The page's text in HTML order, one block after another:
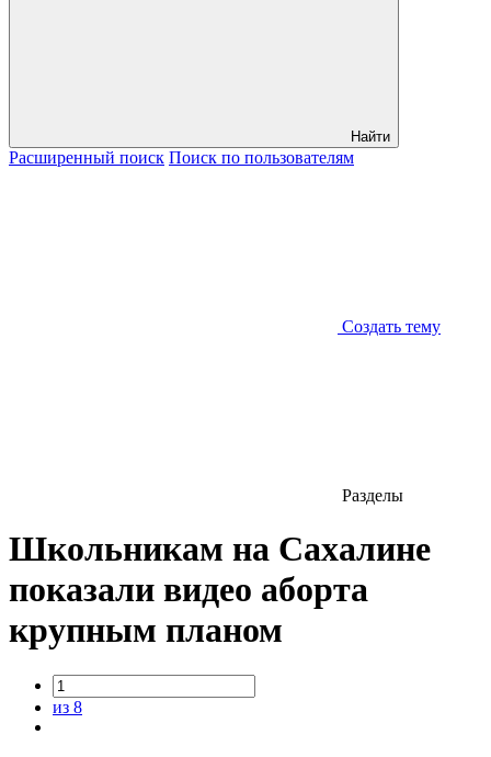
Найти
Расширенный поиск Поиск по пользователям
Создать тему
Разделы
Школьникам на Сахалине
показали видео аборта
крупным планом
из 8